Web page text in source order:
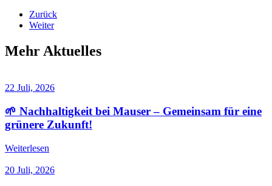
Zurück
Weiter
Mehr Aktuelles
22 Juli, 2026
🌱 Nachhaltigkeit bei Mauser – Gemeinsam für eine
grünere Zukunft!
Weiterlesen
20 Juli, 2026